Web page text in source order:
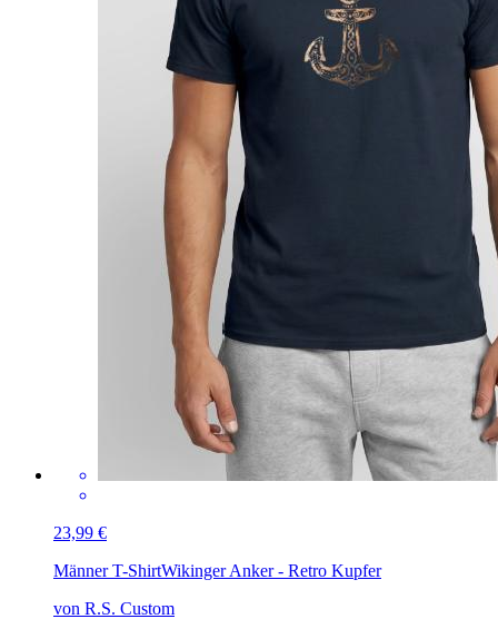
23,99 €
Männer T-ShirtWikinger Anker - Retro Kupfer
von R.S. Custom